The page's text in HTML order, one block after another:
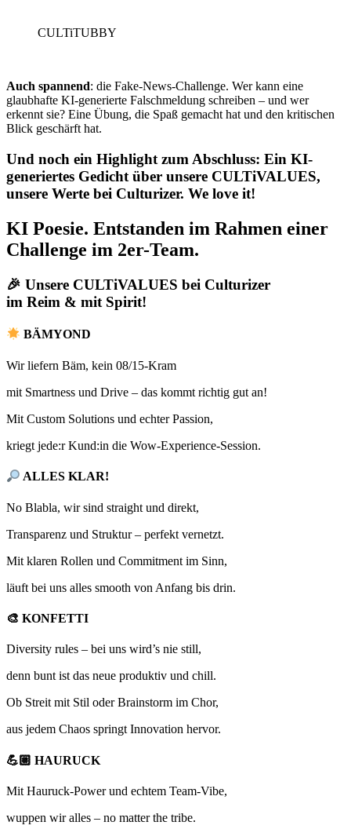
CULTiTUBBY
Auch spannend: die Fake-News-Challenge. Wer kann eine
glaubhafte KI-generierte Falschmeldung schreiben – und wer
erkennt sie? Eine Übung, die Spaß gemacht hat und den kritischen
Blick geschärft hat.
Und noch ein Highlight zum Abschluss: Ein KI-
generiertes Gedicht über unsere CULTiVALUES,
unsere Werte bei Culturizer. We love it!
KI Poesie. Entstanden im Rahmen einer
Challenge im 2er-Team.
🎉 Unsere CULTiVALUES bei Culturizer
im Reim & mit Spirit!
BÄMYOND
Wir liefern Bäm, kein 08/15-Kram
mit Smartness und Drive – das kommt richtig gut an!
Mit Custom Solutions und echter Passion,
kriegt jede:r Kund:in die Wow-Experience-Session.
ALLES KLAR!
No Blabla, wir sind straight und direkt,
Transparenz und Struktur – perfekt vernetzt.
Mit klaren Rollen und Commitment im Sinn,
läuft bei uns alles smooth von Anfang bis drin.
🎨 KONFETTI
Diversity rules – bei uns wird’s nie still,
denn bunt ist das neue produktiv und chill.
Ob Streit mit Stil oder Brainstorm im Chor,
aus jedem Chaos springt Innovation hervor.
💪🏼 HAURUCK
Mit Hauruck-Power und echtem Team-Vibe,
wuppen wir alles – no matter the tribe.